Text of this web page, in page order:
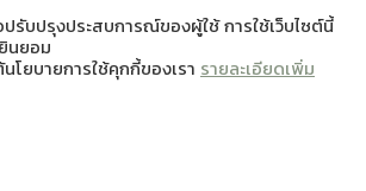
ปรับปรุงประสบการณ์ของผู้ใช้ การใช้เว็บไซต์นี้
นยอม
โยบายการใช้คุกกี้ของเรา รายละเอียดเพิ่ม